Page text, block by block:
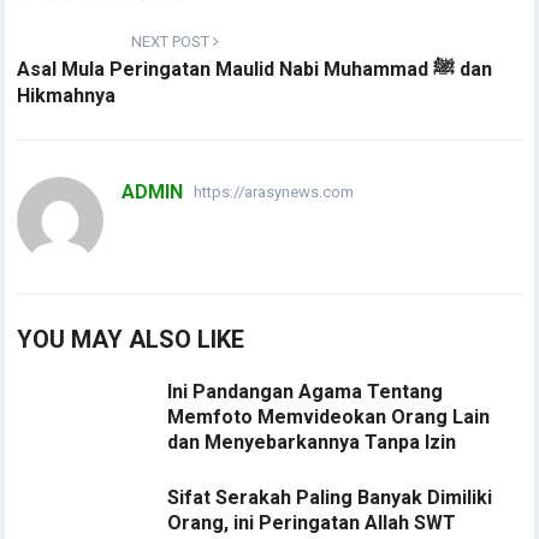
NEXT POST
Asal Mula Peringatan Maulid Nabi Muhammad ﷺ dan
Hikmahnya
ADMIN https://arasynews.com
YOU MAY ALSO LIKE
Ini Pandangan Agama Tentang
Memfoto Memvideokan Orang Lain
dan Menyebarkannya Tanpa Izin
Sifat Serakah Paling Banyak Dimiliki
Orang, ini Peringatan Allah SWT